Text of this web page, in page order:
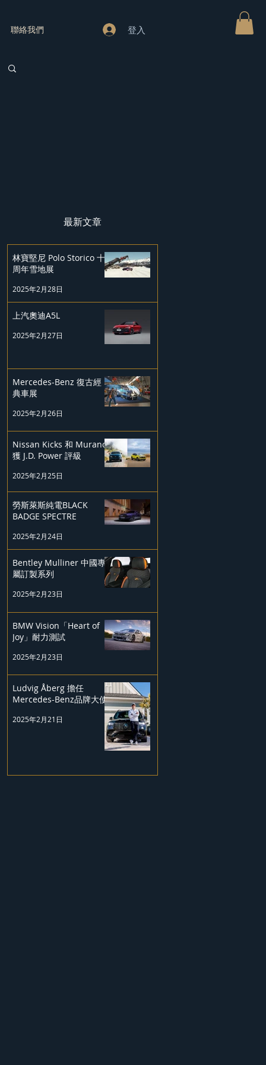
聯絡我們 登入
最新文章
林寶堅尼 Polo Storico 十
周年雪地展
2025年2月28日
上汽奧迪A5L
2025年2月27日
Mercedes-Benz 復古經
典車展
2025年2月26日
Nissan Kicks 和 Murano
獲 J.D. Power 評級
2025年2月25日
勞斯萊斯純電BLACK
BADGE SPECTRE
2025年2月24日
Bentley Mulliner 中國專
屬訂製系列
2025年2月23日
BMW Vision「Heart of
Joy」耐力測試
2025年2月23日
Ludvig Åberg 擔任
Mercedes-Benz品牌大使
2025年2月21日